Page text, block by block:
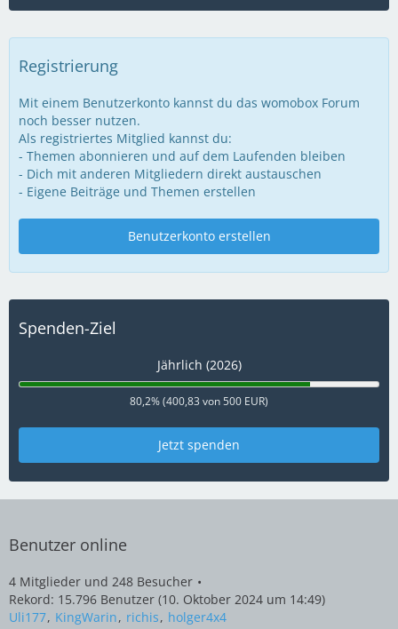
Registrierung
Mit einem Benutzerkonto kannst du das womobox Forum
noch besser nutzen.
Als registriertes Mitglied kannst du:
- Themen abonnieren und auf dem Laufenden bleiben
- Dich mit anderen Mitgliedern direkt austauschen
- Eigene Beiträge und Themen erstellen
Benutzerkonto erstellen
Spenden-Ziel
Jährlich (2026)
80,2% (400,83 von 500 EUR)
Jetzt spenden
Benutzer online
4 Mitglieder und 248 Besucher
Rekord: 15.796 Benutzer (10. Oktober 2024 um 14:49)
Uli177 KingWarin richis holger4x4